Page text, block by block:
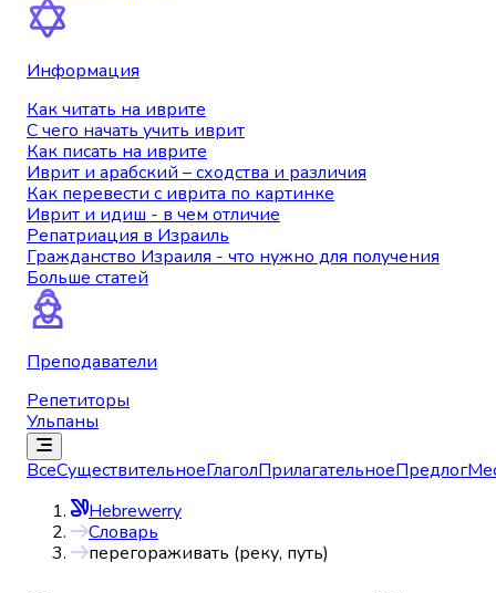
Информация
Как читать на иврите
С чего начать учить иврит
Как писать на иврите
Иврит и арабский – сходства и различия
Как перевести с иврита по картинке
Иврит и идиш - в чем отличие
Репатриация в Израиль
Гражданство Израиля - что нужно для получения
Больше статей
Преподаватели
Репетиторы
Ульпаны
ВсеСуществительноеГлаголПрилагательноеПредлог
Hebrewerry
Словарь
перегораживать (реку, путь)